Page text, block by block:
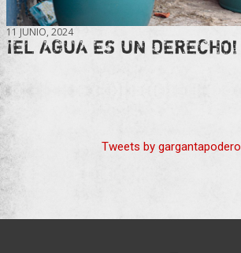
11 JUNIO, 2024
¡EL AGUA ES UN DERECHO!
Tweets by gargantapodero